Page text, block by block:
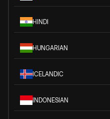
HINDI
HUNGARIAN
ICELANDIC
INDONESIAN